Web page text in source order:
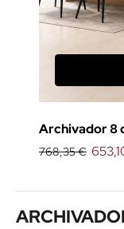
Archivador 8
768,35 €